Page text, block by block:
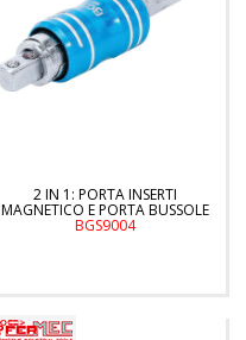
2 IN 1: PORTA INSERTI
MAGNETICO E PORTA BUSSOLE
BGS9004